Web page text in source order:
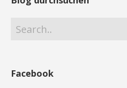
Facebook